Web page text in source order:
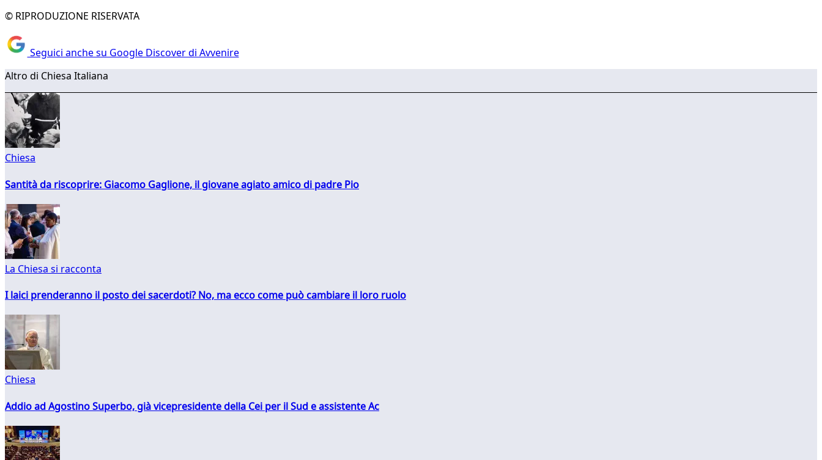
© RIPRODUZIONE RISERVATA
Seguici anche su Google Discover di Avvenire
Altro di Chiesa Italiana
Chiesa
Santità da riscoprire: Giacomo Gaglione, il giovane agiato amico di padre Pio
La Chiesa si racconta
I laici prenderanno il posto dei sacerdoti? No, ma ecco come può cambiare il loro ruolo
Chiesa
Addio ad Agostino Superbo, già vicepresidente della Cei per il Sud e assistente Ac